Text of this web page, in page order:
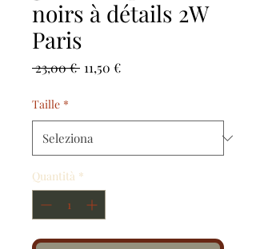
noirs à détails 2W
Paris
23,00 € Prezzo
11,50 €Prezzo
Taille *
Quantità *